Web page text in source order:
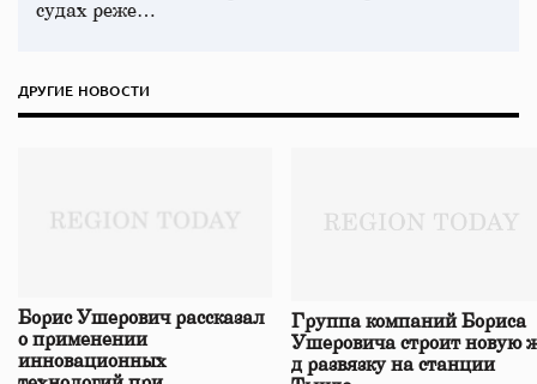
судах реже…
ДРУГИЕ НОВОСТИ
Борис Ушерович рассказал
о применении
инновационных
Группа компаний Бориса
Ушеровича строит новую
д развязку на станции